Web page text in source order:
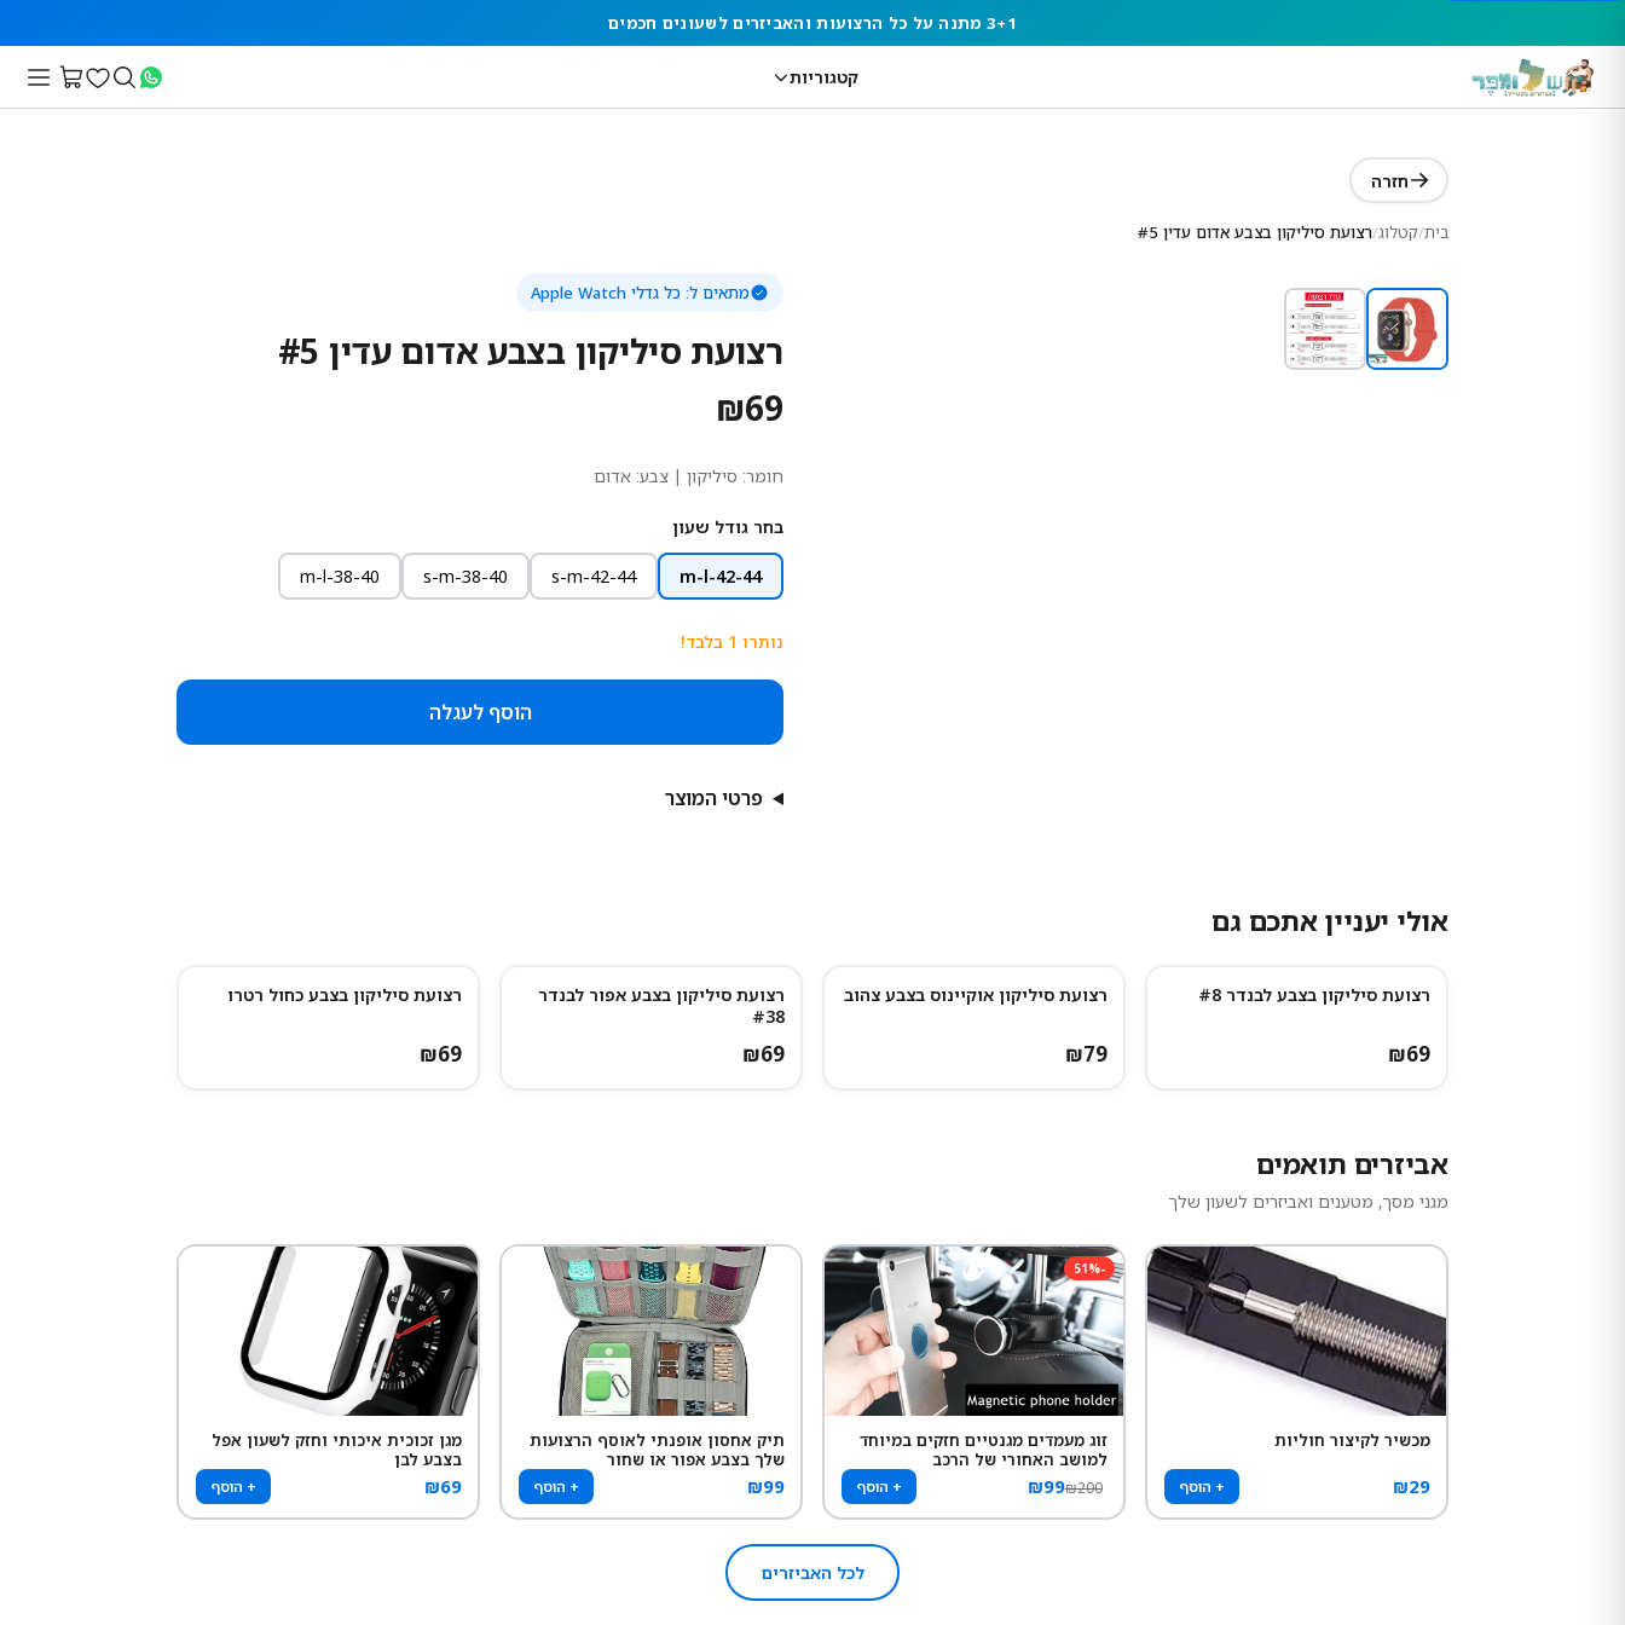
3+1 מתנה על כל הרצועות והאביזרים לשעונים חכמים
קטגוריות
חזרה
בית/קטלוג/רצועת סיליקון בצבע אדום עדין #5
מתאים ל: כל גדלי Apple Watch
רצועת סיליקון בצבע אדום עדין #5
₪69
חומר: סיליקון | צבע: אדום
בחר גודל שעון
m-l-42-44
s-m-42-44
s-m-38-40
m-l-38-40
נותרו 1 בלבד!
הוסף לעגלה
פרטי המוצר
אולי יעניין אתכם גם
רצועת סיליקון בצבע לבנדר #8
₪69
רצועת סיליקון אוקיינוס בצבע צהוב
₪79
רצועת סיליקון בצבע אפור לבנדר
#38
₪69
רצועת סיליקון בצבע כחול רטרו
₪69
אביזרים תואמים
מגני מסך, מטענים ואביזרים לשעון שלך
מכשיר לקיצור חוליות
₪29 + הוסף
-
51%
זוג מעמדים מגנטיים חזקים במיוחד
למושב האחורי של הרכב
₪99₪200 + הוסף
תיק אחסון אופנתי לאוסף הרצועות
שלך בצבע אפור או שחור
₪99 + הוסף
מגן זכוכית איכותי וחזק לשעון אפל
בצבע לבן
₪69 + הוסף
לכל האביזרים